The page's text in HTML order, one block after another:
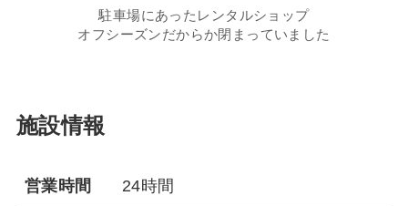
駐車場にあったレンタルショップ
オフシーズンだからか閉まっていました
施設情報
営業時間 24時間